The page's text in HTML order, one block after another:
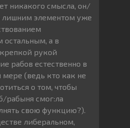
никакого смысла, он/
лишним элементом уже
а в
рукой
рабов естественно в
мере (ведь кто как не
о том, чтобы
рабыня смог:ла
свою функцию?).
либеральном,